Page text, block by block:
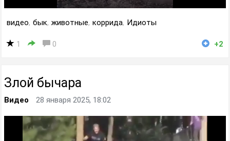
видео, бык, животные, коррида, Идиоты
1 0 +2
Злой бычара
Видео 28 января 2025, 18:02